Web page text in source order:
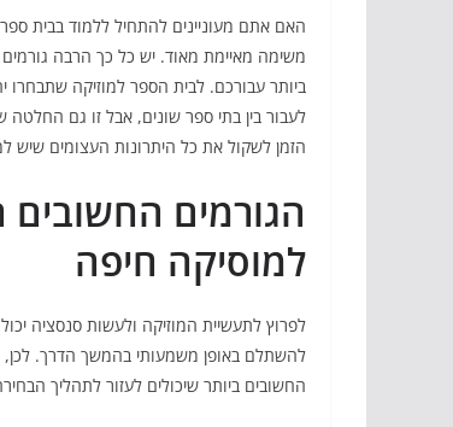
האם אתם מעוניינים להתחיל ללמוד בבית
משימה מאיימת מאוד. יש כל כך הרבה
ביותר עבורכם. לבית הספר למוזיקה
לעבור בין בתי ספר שונים, אבל זו גם החלטה
הזמן לשקול את כל היתרונות העצומים שיש
הגורמים
למוסיקה חיפה
לפרוץ לתעשיית המוזיקה ולעשות סנסציה
להשתלם באופן משמעותי בהמשך הדרך.
החשובים ביותר שיכולים לעזור לתהליך